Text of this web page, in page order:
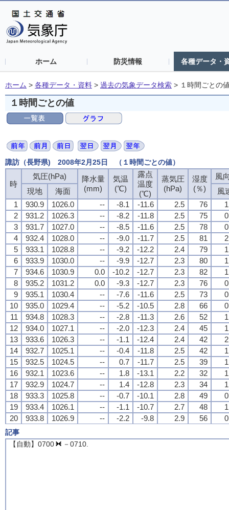
ホーム 防災情報 各種データ・
ホーム > 各種データ・資料 > 過去の気象データ検索 > １時間ごとの
１時間ごとの値
諏訪（長野県) 2008年2月25日 （１時間ごとの値）
時
気圧(hPa)
降水量
(mm)
気温
(℃)
露点
温度
(℃)
蒸気圧
(hPa)
湿度
(％)
風
現地
海面
風
1
930.9 1026.0 -- -8.1 -11.6 2.5 76
2
931.2 1026.3 -- -8.2 -11.8 2.5 75
3
931.7 1027.0 -- -8.5 -11.6 2.5 78
4
932.4 1028.0 -- -9.0 -11.7 2.5 81
5
933.1 1028.8 -- -9.2 -12.2 2.4 79
6
933.9 1030.0 -- -9.9 -12.7 2.3 80
7
934.6 1030.9 0.0 -10.2 -12.7 2.3 82
8
935.2 1031.2 0.0 -9.3 -12.7 2.3 76
9
935.1 1030.4 -- -7.6 -11.6 2.5 73
10
935.0 1029.4 -- -5.2 -10.5 2.8 66
11
934.8 1028.3 -- -2.8 -11.3 2.6 52
12
934.0 1027.1 -- -2.0 -12.3 2.4 45
13
933.6 1026.3 -- -1.1 -12.4 2.4 42
14
932.7 1025.1 -- -0.4 -11.8 2.5 42
15
932.5 1024.5 -- 0.7 -11.7 2.5 39
16
932.1 1023.6 -- 1.8 -13.1 2.2 32
17
932.9 1024.7 -- 1.4 -12.8 2.3 34
18
933.3 1025.8 -- -0.7 -10.1 2.8 49
19
933.4 1026.1 -- -1.1 -10.7 2.7 48
20
933.8 1026.9 -- -2.2 -9.8 2.9 56
21
22
934.4 1027.7 -- -2.4 -8.9 3.1 61
時
気圧(hPa)
降水量
(mm)
気温
(℃)
露点
温度
(℃)
蒸気圧
(hPa)
湿度
(％)
風
現地
海面
風
1
930.9 1026.0 -- -8.1 -11.6 2.5 76
2
931.2 1026.3 -- -8.2 -11.8 2.5 75
3
931.7 1027.0 -- -8.5 -11.6 2.5 78
4
932.4 1028.0 -- -9.0 -11.7 2.5 81
5
933.1 1028.8 -- -9.2 -12.2 2.4 79
6
933.9 1030.0 -- -9.9 -12.7 2.3 80
7
934.6 1030.9 0.0 -10.2 -12.7 2.3 82
8
935.2 1031.2 0.0 -9.3 -12.7 2.3 76
9
935.1 1030.4 -- -7.6 -11.6 2.5 73
10
935.0 1029.4 -- -5.2 -10.5 2.8 66
11
934.8 1028.3 -- -2.8 -11.3 2.6 52
12
934.0 1027.1 -- -2.0 -12.3 2.4 45
13
933.6 1026.3 -- -1.1 -12.4 2.4 42
14
932.7 1025.1 -- -0.4 -11.8 2.5 42
15
932.5 1024.5 -- 0.7 -11.7 2.5 39
16
932.1 1023.6 -- 1.8 -13.1 2.2 32
17
932.9 1024.7 -- 1.4 -12.8 2.3 34
18
933.3 1025.8 -- -0.7 -10.1 2.8 49
19
933.4 1026.1 -- -1.1 -10.7 2.7 48
20
933.8 1026.9 -- -2.2 -9.8 2.9 56
21
22
934.4 1027.7 -- -2.4 -8.9 3.1 61
時
気圧(hPa)
降水量
(mm)
気温
(℃)
露点
温度
(℃)
蒸気圧
(hPa)
湿度
(％)
風
現地
海面
風
1
930.9 1026.0 -- -8.1 -11.6 2.5 76
2
931.2 1026.3 -- -8.2 -11.8 2.5 75
3
931.7 1027.0 -- -8.5 -11.6 2.5 78
4
932.4 1028.0 -- -9.0 -11.7 2.5 81
5
933.1 1028.8 -- -9.2 -12.2 2.4 79
6
933.9 1030.0 -- -9.9 -12.7 2.3 80
7
934.6 1030.9 0.0 -10.2 -12.7 2.3 82
8
935.2 1031.2 0.0 -9.3 -12.7 2.3 76
9
935.1 1030.4 -- -7.6 -11.6 2.5 73
10
935.0 1029.4 -- -5.2 -10.5 2.8 66
11
934.8 1028.3 -- -2.8 -11.3 2.6 52
12
934.0 1027.1 -- -2.0 -12.3 2.4 45
13
933.6 1026.3 -- -1.1 -12.4 2.4 42
14
932.7 1025.1 -- -0.4 -11.8 2.5 42
15
932.5 1024.5 -- 0.7 -11.7 2.5 39
16
932.1 1023.6 -- 1.8 -13.1 2.2 32
17
932.9 1024.7 -- 1.4 -12.8 2.3 34
18
933.3 1025.8 -- -0.7 -10.1 2.8 49
19
933.4 1026.1 -- -1.1 -10.7 2.7 48
20
933.8 1026.9 -- -2.2 -9.8 2.9 56
21
22
934.4 1027.7 -- -2.4 -8.9 3.1 61
時
気圧(hPa)
降水量
(mm)
気温
(℃)
露点
温度
(℃)
蒸気圧
(hPa)
湿度
(％)
風
現地
海面
風
1
930.9 1026.0 -- -8.1 -11.6 2.5 76
2
931.2 1026.3 -- -8.2 -11.8 2.5 75
3
931.7 1027.0 -- -8.5 -11.6 2.5 78
4
932.4 1028.0 -- -9.0 -11.7 2.5 81
5
933.1 1028.8 -- -9.2 -12.2 2.4 79
6
933.9 1030.0 -- -9.9 -12.7 2.3 80
7
934.6 1030.9 0.0 -10.2 -12.7 2.3 82
8
935.2 1031.2 0.0 -9.3 -12.7 2.3 76
9
935.1 1030.4 -- -7.6 -11.6 2.5 73
10
935.0 1029.4 -- -5.2 -10.5 2.8 66
11
934.8 1028.3 -- -2.8 -11.3 2.6 52
12
934.0 1027.1 -- -2.0 -12.3 2.4 45
13
933.6 1026.3 -- -1.1 -12.4 2.4 42
14
932.7 1025.1 -- -0.4 -11.8 2.5 42
15
932.5 1024.5 -- 0.7 -11.7 2.5 39
16
932.1 1023.6 -- 1.8 -13.1 2.2 32
17
932.9 1024.7 -- 1.4 -12.8 2.3 34
18
933.3 1025.8 -- -0.7 -10.1 2.8 49
19
933.4 1026.1 -- -1.1 -10.7 2.7 48
20
933.8 1026.9 -- -2.2 -9.8 2.9 56
21
22
934.4 1027.7 -- -2.4 -8.9 3.1 61
記事
【自動】0700
－0710.